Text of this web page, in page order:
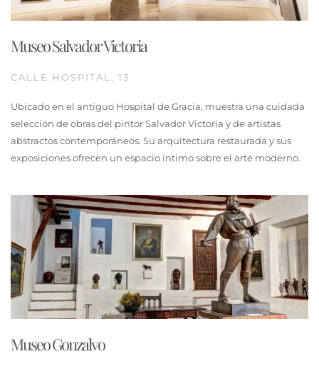
Museo Salvador Victoria
CALLE HOSPITAL, 13
Ubicado en el antiguo Hospital de Gracia, muestra una cuidada
selección de obras del pintor Salvador Victoria y de artistas
abstractos contemporáneos. Su arquitectura restaurada y sus
exposiciones ofrecen un espacio íntimo sobre el arte moderno.
Museo Gonzalvo